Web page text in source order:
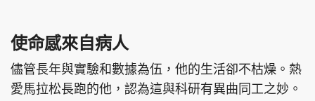
使命感來自病人
儘管長年與實驗和數據為伍，他的生活卻不枯燥。熱
愛馬拉松長跑的他，認為這與科研有異曲同工之妙。